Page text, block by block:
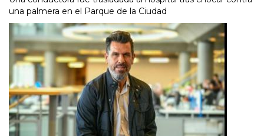
una palmera en el Parque de la Ciudad